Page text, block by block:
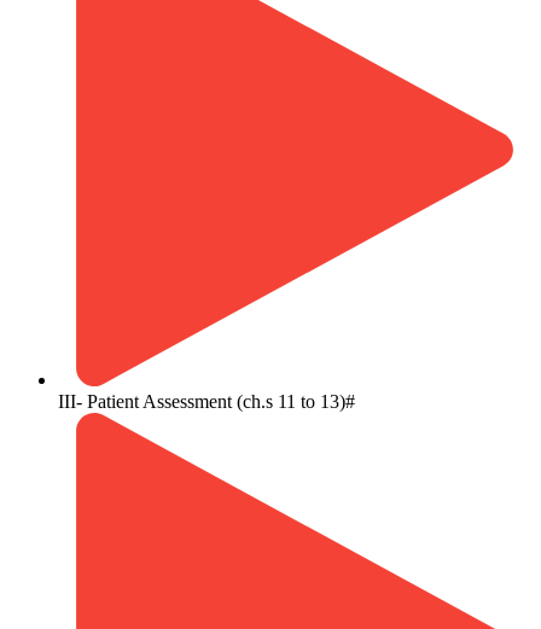
III- Patient Assessment (ch.s 11 to 13)#